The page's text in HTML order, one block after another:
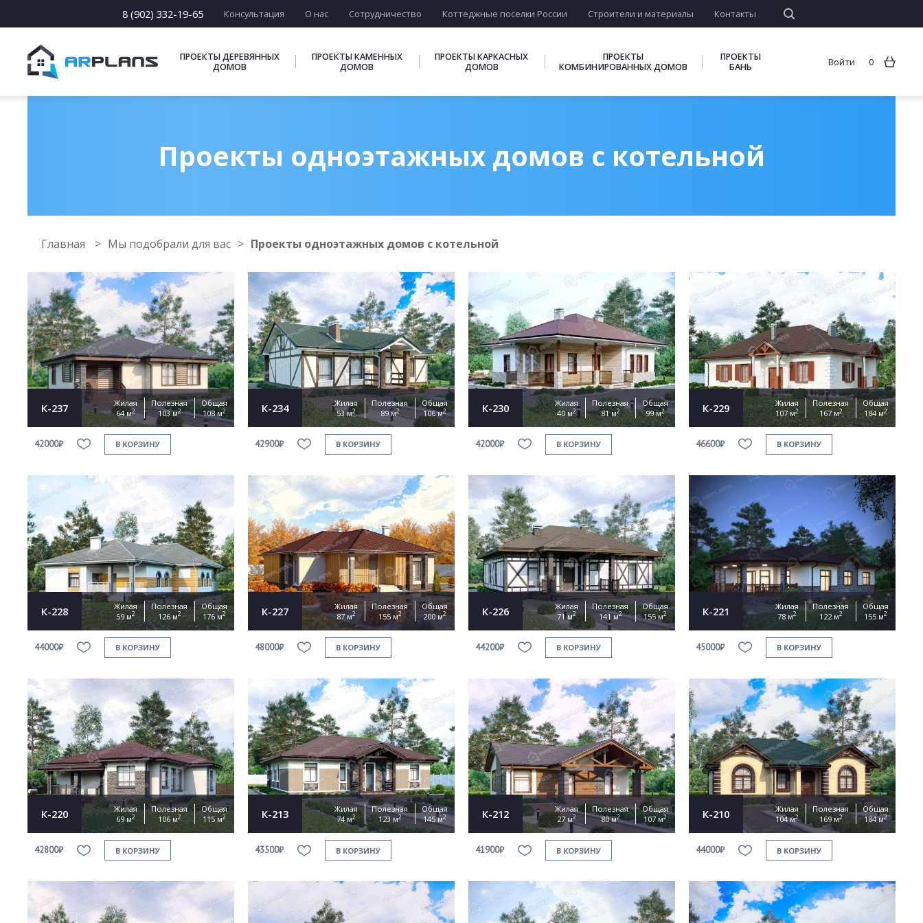
8 (902) 332-19-65 Консультация О нас Сотрудничество Коттеджные поселки России Строители и материалы Контакты
ПРОЕКТЫ ДЕРЕВЯННЫХ
ДОМОВ
ПРОЕКТЫ КАМЕННЫХ
ДОМОВ
ПРОЕКТЫ КАРКАСНЫХ
ДОМОВ
ПРОЕКТЫ
КОМБИНИРОВАННЫХ ДОМОВ
ПРОЕКТЫ
БАНЬ
Войти 0
Проекты одноэтажных домов с котельной
Главная Мы подобрали для вас Проекты одноэтажных домов с котельной
К-237
Жилая
64 м2
Полезная
103 м2
Общая
108 м2
42000₽ В КОРЗИНУ
К-234
Жилая
53 м2
Полезная
89 м2
Общая
106 м2
42900₽ В КОРЗИНУ
К-230
Жилая
40 м2
Полезная
81 м2
Общая
99 м2
42000₽ В КОРЗИНУ
К-229
Жилая
107 м2
Полезная
167 м2
Общая
184 м2
46600₽ В КОРЗИНУ
К-228
Жилая
59 м2
Полезная
126 м2
Общая
176 м2
44000₽ В КОРЗИНУ
К-227
Жилая
87 м2
Полезная
155 м2
Общая
200 м2
48000₽ В КОРЗИНУ
К-226
Жилая
71 м2
Полезная
141 м2
Общая
155 м2
44200₽ В КОРЗИНУ
К-221
Жилая
78 м2
Полезная
122 м2
Общая
155 м2
45000₽ В КОРЗИНУ
К-220
Жилая
69 м2
Полезная
106 м2
Общая
115 м2
42800₽ В КОРЗИНУ
К-213
Жилая
74 м2
Полезная
123 м2
Общая
145 м2
43500₽ В КОРЗИНУ
К-212
Жилая
27 м2
Полезная
80 м2
Общая
107 м2
41900₽ В КОРЗИНУ
К-210
Жилая
104 м2
Полезная
169 м2
Общая
184 м2
44000₽ В КОРЗИНУ